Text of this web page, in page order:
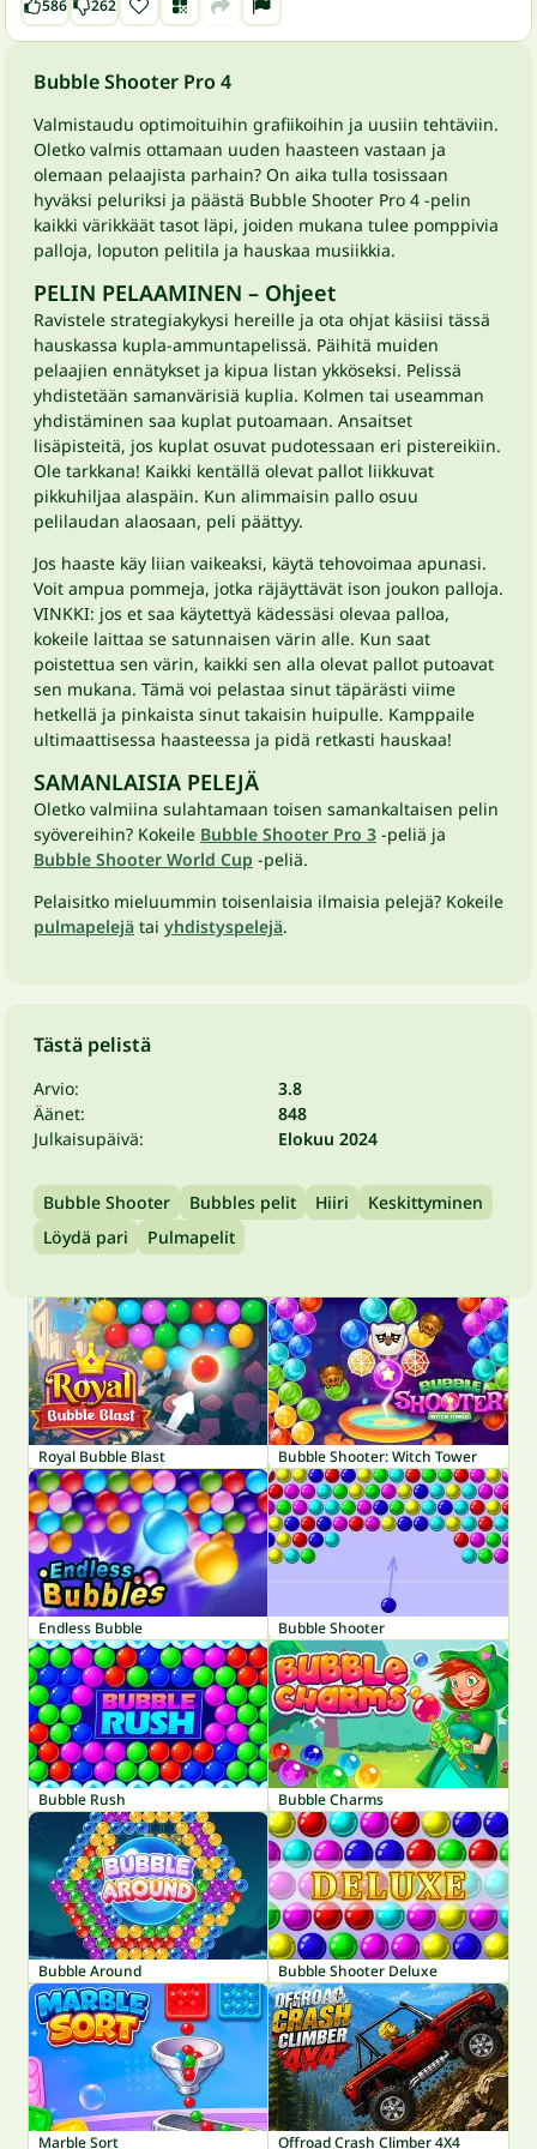
586 262
Bubble Shooter Pro 4
Valmistaudu optimoituihin grafiikoihin ja uusiin tehtäviin.
Oletko valmis ottamaan uuden haasteen vastaan ja
olemaan pelaajista parhain? On aika tulla tosissaan
hyväksi peluriksi ja päästä Bubble Shooter Pro 4 -pelin
kaikki värikkäät tasot läpi, joiden mukana tulee pomppivia
palloja, loputon pelitila ja hauskaa musiikkia.
PELIN PELAAMINEN – Ohjeet
Ravistele strategiakykysi hereille ja ota ohjat käsiisi tässä
hauskassa kupla-ammuntapelissä. Päihitä muiden
pelaajien ennätykset ja kipua listan ykköseksi. Pelissä
yhdistetään samanvärisiä kuplia. Kolmen tai useamman
yhdistäminen saa kuplat putoamaan. Ansaitset
lisäpisteitä, jos kuplat osuvat pudotessaan eri pistereikiin.
Ole tarkkana! Kaikki kentällä olevat pallot liikkuvat
pikkuhiljaa alaspäin. Kun alimmaisin pallo osuu
pelilaudan alaosaan, peli päättyy.
Jos haaste käy liian vaikeaksi, käytä tehovoimaa apunasi.
Voit ampua pommeja, jotka räjäyttävät ison joukon palloja.
VINKKI: jos et saa käytettyä kädessäsi olevaa palloa,
kokeile laittaa se satunnaisen värin alle. Kun saat
poistettua sen värin, kaikki sen alla olevat pallot putoavat
sen mukana. Tämä voi pelastaa sinut täpärästi viime
hetkellä ja pinkaista sinut takaisin huipulle. Kamppaile
ultimaattisessa haasteessa ja pidä retkasti hauskaa!
SAMANLAISIA PELEJÄ
Oletko valmiina sulahtamaan toisen samankaltaisen pelin
syövereihin? Kokeile Bubble Shooter Pro 3 -peliä ja
Bubble Shooter World Cup -peliä.
Pelaisitko mieluummin toisenlaisia ilmaisia pelejä? Kokeile
pulmapelejä tai yhdistyspelejä.
Tästä pelistä
Arvio:
3.8
Äänet:
848
Julkaisupäivä:
Elokuu 2024
Bubble Shooter Bubbles pelit Hiiri
Keskittyminen
Löydä pari
Pulmapelit
Royal Bubble Blast Bubble Shooter: Witch Tower
Endless Bubble Bubble Shooter
Bubble Rush Bubble Charms
Bubble Around Bubble Shooter Deluxe
Marble Sort Offroad Crash Climber 4X4